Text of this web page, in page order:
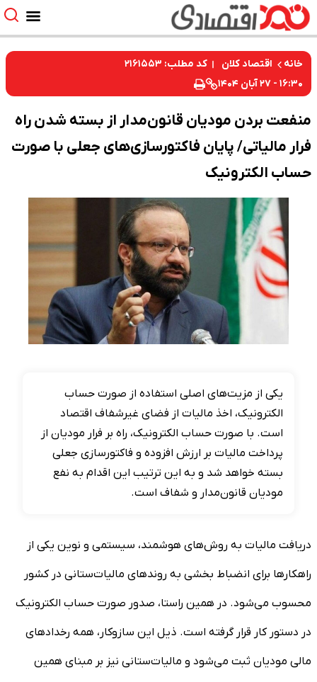
خانه اقتصاد کلان
کد مطلب: ۲۱۶۱۵۵۳
۱۶:۳۰ - ۲۷ آبان ۱۴۰۴
منفعت بردن مودیان قانون‌مدار از بسته شدن راه
فرار مالیاتی/ پایان فاکتورسازی‌های جعلی با صورت
حساب الکترونیک
یکی از مزیت‌های اصلی استفاده از صورت حساب
الکترونیک، اخذ مالیات از فضای غیرشفاف اقتصاد
است. با صورت حساب الکترونیک، راه بر فرار مودیان از
پرداخت مالیات بر ارزش افزوده و فاکتورسازی جعلی
بسته خواهد شد و به این ترتیب این اقدام به نفع
مودیان قانون‌مدار و شفاف است.
دریافت مالیات به روش‌های هوشمند، سیستمی و نوین یکی از
راهکارها برای انضباط بخشی به روندهای مالیات‌ستانی در کشور
محسوب می‌شود. در همین راستا، صدور صورت حساب الکترونیک
در دستور کار قرار گرفته است. ذیل این سازوکار، همه رخدادهای
مالی مودیان ثبت می‌شود و مالیات‌ستانی نیز بر مبنای همین